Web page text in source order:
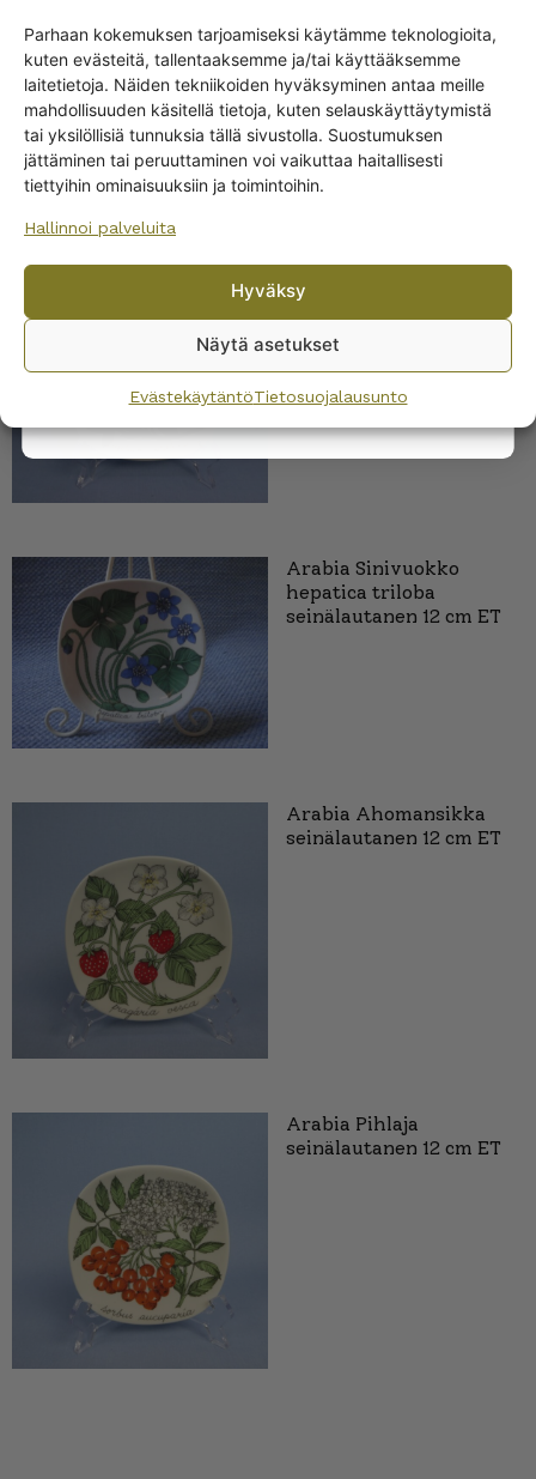
Parhaan kokemuksen tarjoamiseksi käytämme teknologioita,
kuten evästeitä, tallentaaksemme ja/tai käyttääksemme
laitetietoja. Näiden tekniikoiden hyväksyminen antaa meille
mahdollisuuden käsitellä tietoja, kuten selauskäyttäytymistä
tai yksilöllisiä tunnuksia tällä sivustolla. Suostumuksen
jättäminen tai peruuttaminen voi vaikuttaa haitallisesti
tiettyihin ominaisuuksiin ja toimintoihin.
Hallinnoi palveluita
Hyväksy
Näytä asetukset
EvästekäytäntöTietosuojalausunto
36,00 €
seinälautanen 12 cm ET
36,00€
Arabia Sinivuokko
hepatica triloba
seinälautanen 12 cm ET
Arabia Ahomansikka
seinälautanen 12 cm ET
Arabia Pihlaja
seinälautanen 12 cm ET
Get -5%
off?
Yes! I want the discount
privacy policy.